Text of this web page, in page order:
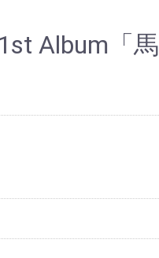
Album「馬